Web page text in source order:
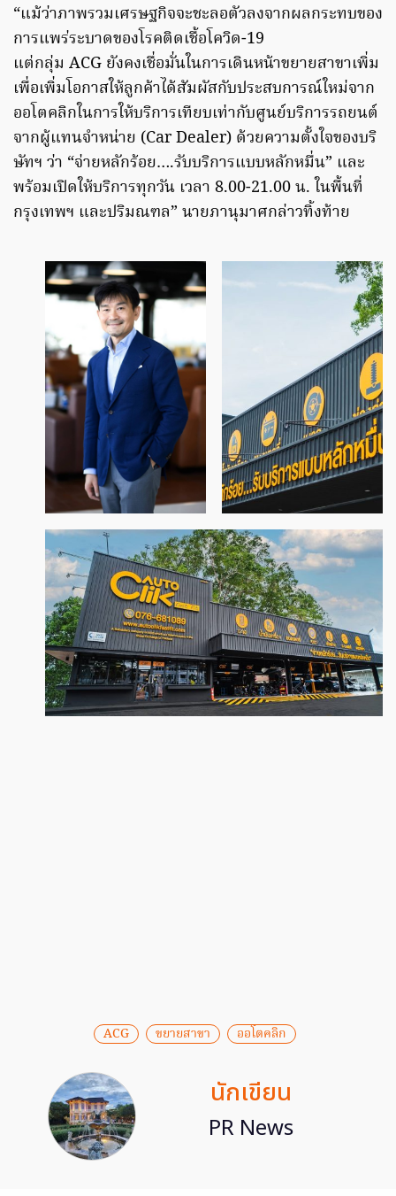
“แม้ว่าภาพรวมเศรษฐกิจจะชะลอตัวลงจากผลกระทบของ
การแพร่ระบาดของโรคติดเชื้อโควิด-19
แต่กลุ่ม ACG ยังคงเชื่อมั่นในการเดินหน้าขยายสาขาเพิ่ม
เพื่อเพิ่มโอกาสให้ลูกค้าได้สัมผัสกับประสบการณ์ใหม่จาก
ออโตคลิกในการให้บริการเทียบเท่ากับศูนย์บริการรถยนต์
จากผู้แทนจำหน่าย (Car Dealer) ด้วยความตั้งใจของบริ
ษัทฯ ว่า “จ่ายหลักร้อย….รับบริการแบบหลักหมื่น” และ
พร้อมเปิดให้บริการทุกวัน เวลา 8.00-21.00 น. ในพื้นที่
กรุงเทพฯ และปริมณฑล” นายภานุมาศกล่าวทิ้งท้าย
ACG ขยายสาขา ออโตคลิก
นักเขียน
PR News